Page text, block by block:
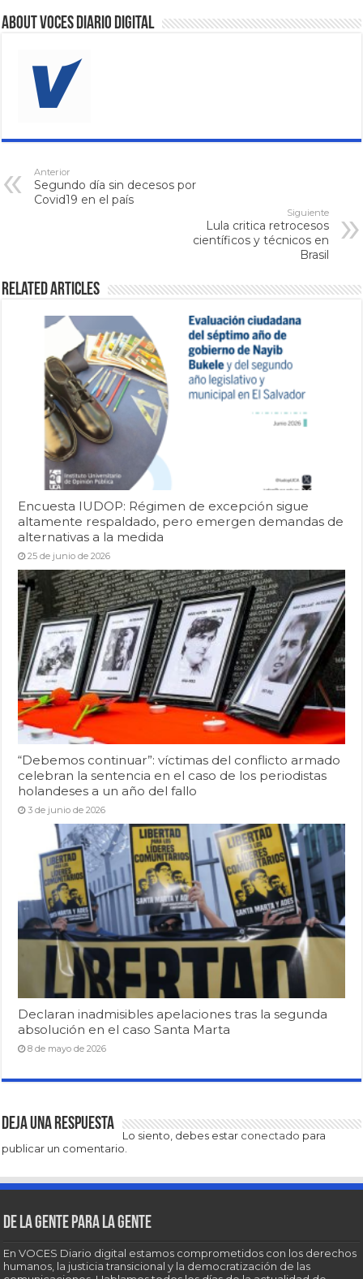
About VOCES Diario digital
Anterior
Segundo día sin decesos por
Covid19 en el país
Siguiente
Lula critica retrocesos
científicos y técnicos en
Brasil
Related Articles
Encuesta IUDOP: Régimen de excepción sigue
altamente respaldado, pero emergen demandas de
alternativas a la medida
25 de junio de 2026
“Debemos continuar”: víctimas del conflicto armado
celebran la sentencia en el caso de los periodistas
holandeses a un año del fallo
3 de junio de 2026
Declaran inadmisibles apelaciones tras la segunda
absolución en el caso Santa Marta
8 de mayo de 2026
Deja una respuesta
Lo siento, debes estar conectado para
publicar un comentario.
De la gente para la gente
En VOCES Diario digital estamos comprometidos con los derechos
humanos, la justicia transicional y la democratización de las